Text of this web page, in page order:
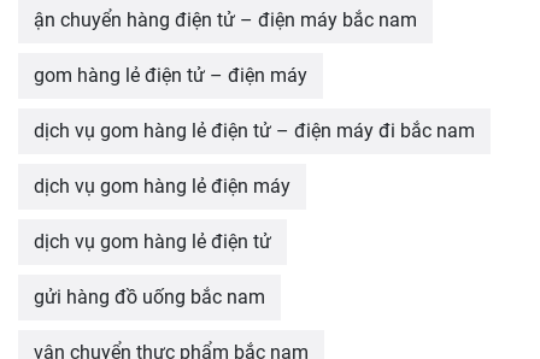
ận chuyển hàng điện tử – điện máy bắc nam
gom hàng lẻ điện tử – điện máy
dịch vụ gom hàng lẻ điện tử – điện máy đi bắc nam
dịch vụ gom hàng lẻ điện máy
dịch vụ gom hàng lẻ điện tử
gửi hàng đồ uống bắc nam
vận chuyển thực phẩm bắc nam